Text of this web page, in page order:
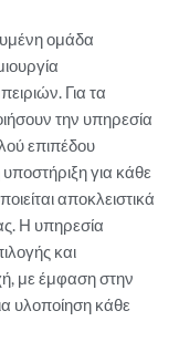
ομάδα
Για τα
την υπηρεσία
επιπέδου
για κάθε
αποκλειστικά
Η υπηρεσία
και
με έμφαση στην
υλοποίηση κάθε